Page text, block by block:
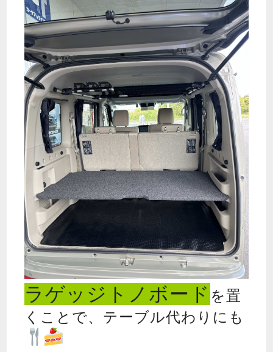
ラゲッジトノボード を置
くことで、テーブル代わりにも